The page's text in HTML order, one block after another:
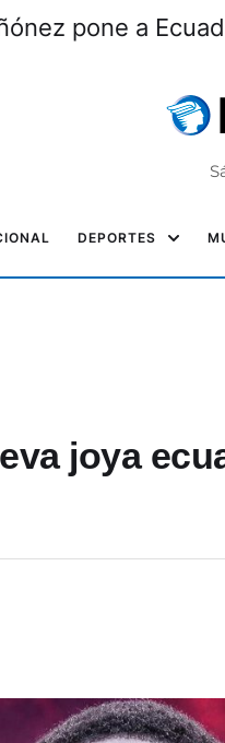
pone a
DEPORTES
joya